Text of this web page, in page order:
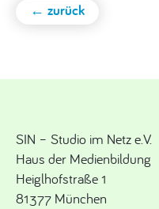
← zurück
SIN – Studio im Netz e.V.
Haus der Medienbildung
Heiglhofstraße 1
81377 München